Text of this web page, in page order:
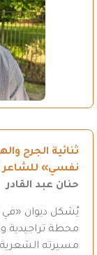
ثنائية الجرح
نفسي» للشاعر
حنان عبد القادر
يُشكل ديوان «في
محطة تراجيدية
مسيرته